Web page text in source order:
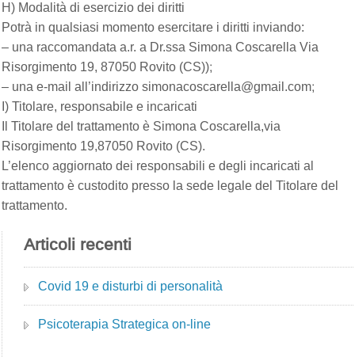
H) Modalità di esercizio dei diritti
Potrà in qualsiasi momento esercitare i diritti inviando:
– una raccomandata a.r. a Dr.ssa Simona Coscarella Via
Risorgimento 19, 87050 Rovito (CS));
– una e-mail all’indirizzo simonacoscarella@gmail.com;
I) Titolare, responsabile e incaricati
Il Titolare del trattamento è Simona Coscarella,via
Risorgimento 19,87050 Rovito (CS).
L’elenco aggiornato dei responsabili e degli incaricati al
trattamento è custodito presso la sede legale del Titolare del
trattamento.
Articoli recenti
Covid 19 e disturbi di personalità
Psicoterapia Strategica on-line